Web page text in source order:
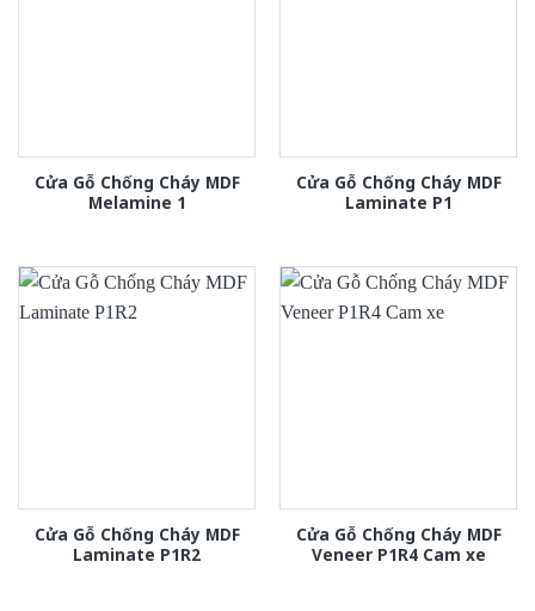
Cửa Gỗ Chống Cháy MDF
Melamine 1
Cửa Gỗ Chống Cháy MDF
Laminate P1
Cửa Gỗ Chống Cháy MDF
Laminate P1R2
Cửa Gỗ Chống Cháy MDF
Veneer P1R4 Cam xe